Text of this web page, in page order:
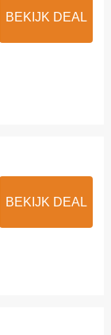
BEKIJK DEAL
BEKIJK DEAL